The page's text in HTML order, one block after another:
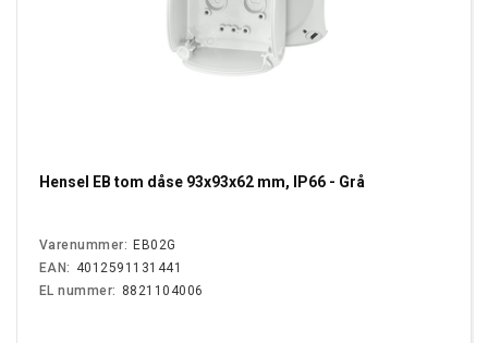
Hensel EB tom dåse 93x93x62 mm, IP66 - Grå
Varenummer: EB02G
EAN: 4012591131441
EL nummer: 8821104006